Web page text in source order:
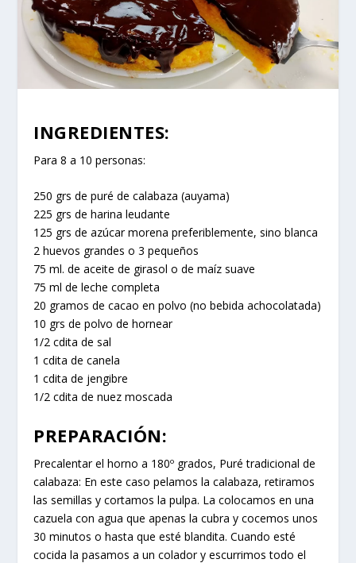
INGREDIENTES:
Para 8 a 10 personas:
250 grs de puré de calabaza (auyama)
225 grs de harina leudante
125 grs de azúcar morena preferiblemente, sino blanca
2 huevos grandes o 3 pequeños
75 ml. de aceite de girasol o de maíz suave
75 ml de leche completa
20 gramos de cacao en polvo (no bebida achocolatada)
10 grs de polvo de hornear
1/2 cdita de sal
1 cdita de canela
1 cdita de jengibre
1/2 cdita de nuez moscada
PREPARACIÓN:
Precalentar el horno a 180º grados, Puré tradicional de
calabaza: En este caso pelamos la calabaza, retiramos
las semillas y cortamos la pulpa. La colocamos en una
cazuela con agua que apenas la cubra y cocemos unos
30 minutos o hasta que esté blandita. Cuando esté
cocida la pasamos a un colador y escurrimos todo el